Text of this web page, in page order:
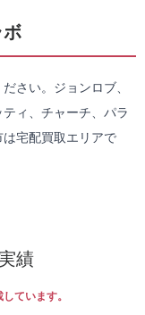
さい。ジョンロブ、
ィ、チャーチ、パラ
は宅配買取エリアで
績
ています。